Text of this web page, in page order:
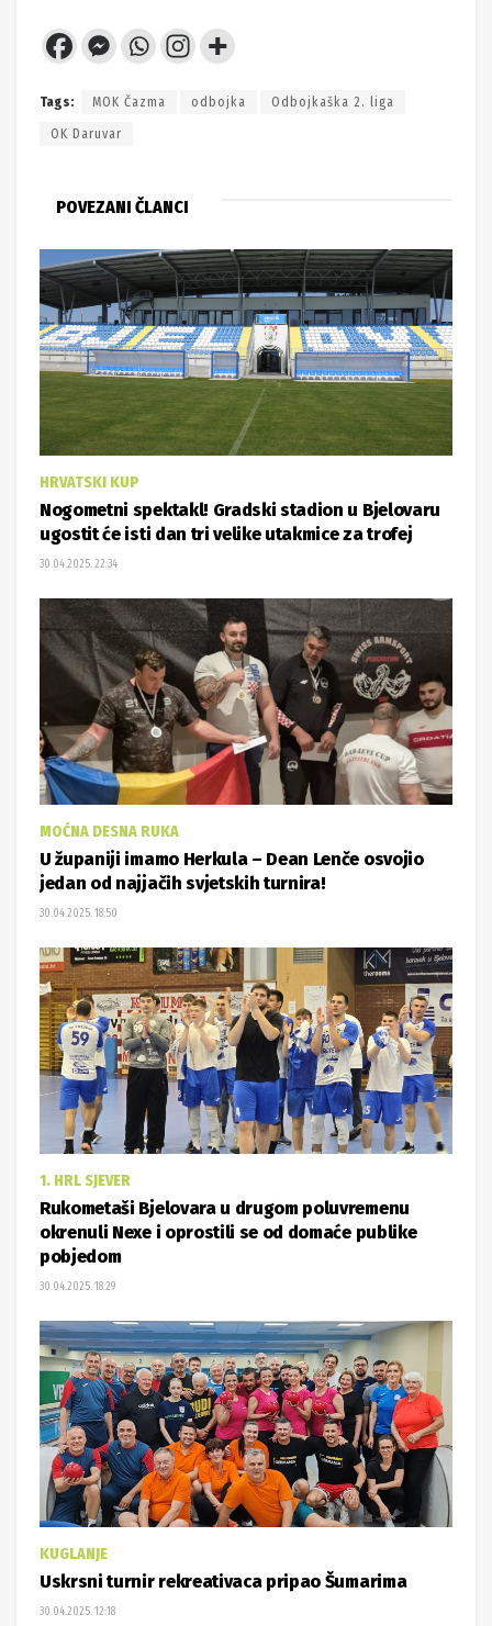
Tags: MOK Čazma odbojka Odbojkaška 2. liga
OK Daruvar
POVEZANI ČLANCI
HRVATSKI KUP
Nogometni spektakl! Gradski stadion u Bjelovaru
ugostit će isti dan tri velike utakmice za trofej
30.04.2025. 22:34
MOĆNA DESNA RUKA
U županiji imamo Herkula – Dean Lenče osvojio
jedan od najjačih svjetskih turnira!
30.04.2025. 18:50
1. HRL SJEVER
Rukometaši Bjelovara u drugom poluvremenu
okrenuli Nexe i oprostili se od domaće publike
pobjedom
30.04.2025. 18:29
KUGLANJE
Uskrsni turnir rekreativaca pripao Šumarima
30.04.2025. 12:18